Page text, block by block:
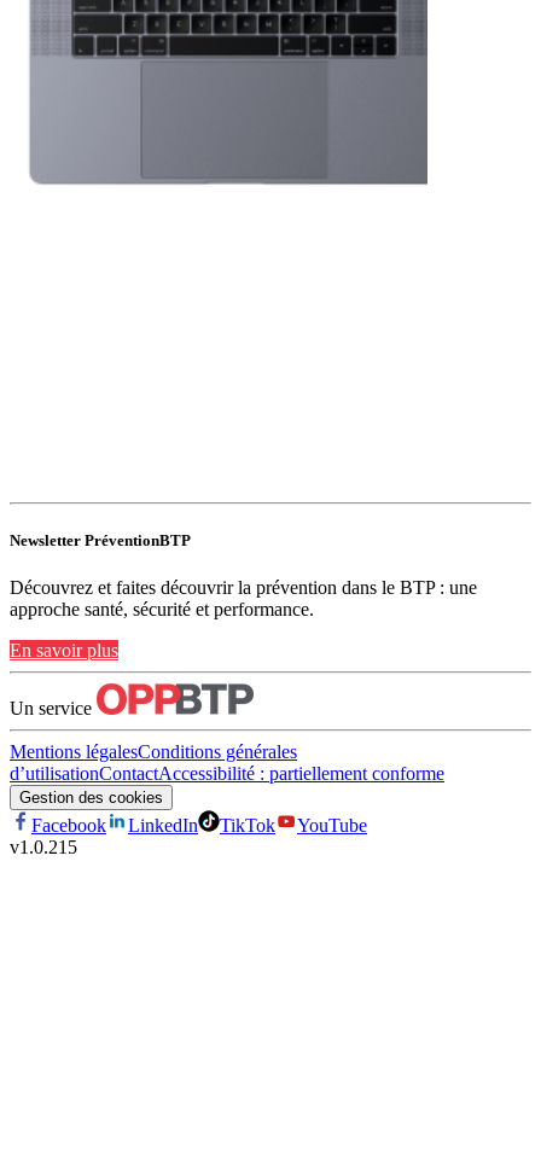
Newsletter PréventionBTP
Découvrez et faites découvrir la prévention dans le BTP : une
approche santé, sécurité et performance.
En savoir plus
Un service
Mentions légalesConditions générales
d’utilisationContactAccessibilité : partiellement conforme
Gestion des cookies
Facebook LinkedIn TikTok
YouTube
v1.0.215